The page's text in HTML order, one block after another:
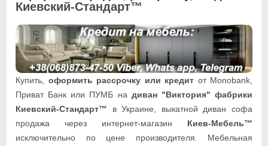
Киевский-Стандарт™
Купить, оформить рассрочку или кредит от Monobank,
Приват Банк или ПУМБ на диван "Виктория" фабрики
Киевский-Стандарт™ в Украине, выкатной диван софа
продажа через интернет-магазин Киев-Мебель™
исключительно по цене производителя. Мебельная